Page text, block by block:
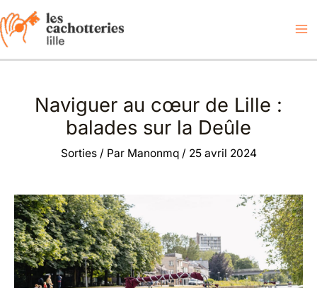
Aller
au
contenu
Naviguer au cœur de Lille :
balades sur la Deûle
Sorties/ Par Manonmq / 25 avril 2024